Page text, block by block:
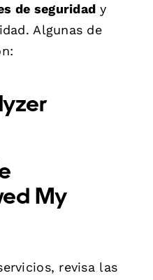
de seguridad y
Algunas de
My
revisa las